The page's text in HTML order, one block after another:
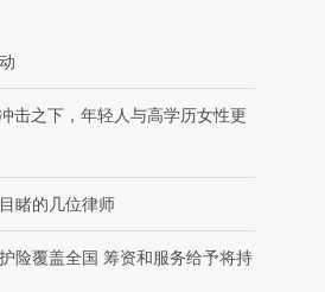
有意思的生活方式·第三对
住三大增长引擎
击之下，年轻人与高学历女性更
睹的几位律师
险覆盖全国 筹资和服务给予将持